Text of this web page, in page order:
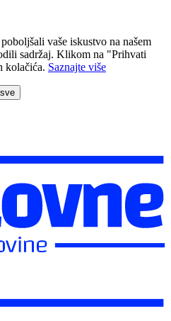
vaše iskustvo na našem
sadržaj. Klikom na "Prihvati
kolačića. Saznajte više